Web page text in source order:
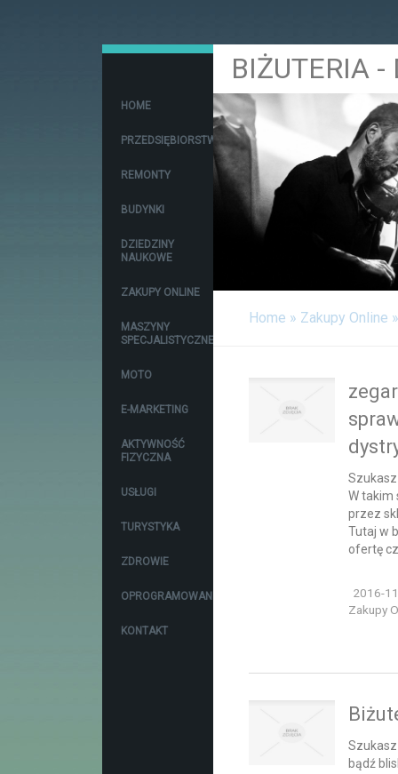
HOME
PRZEDSIĘBIORSTWA
REMONTY
BUDYNKI
DZIEDZINY
NAUKOWE
ZAKUPY ONLINE
MASZYNY
SPECJALISTYCZNE
MOTO
E-MARKETING
AKTYWNOŚĆ
FIZYCZNA
USŁUGI
TURYSTYKA
ZDROWIE
OPROGRAMOWANIE
KONTAKT
BIŻUTERIA -
Home » Zakupy Online
W takim
przez
Tutaj w
ofertę
2016-
Zakupy
bądź